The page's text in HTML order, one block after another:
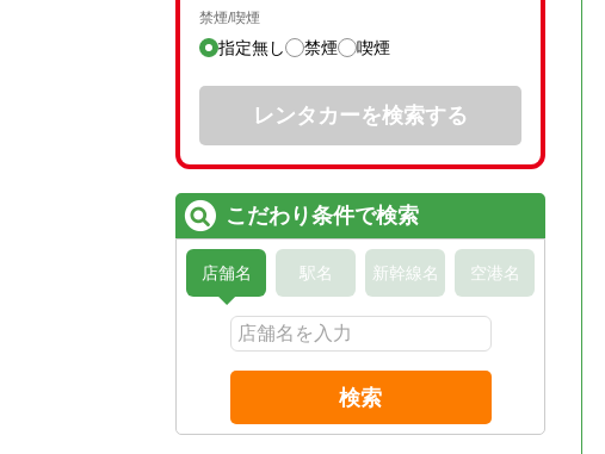
禁煙/喫煙
指定無し 禁煙 喫煙
レンタカーを検索する
こだわり条件で検索
店舗名 駅名 新幹線名 空港名
検索